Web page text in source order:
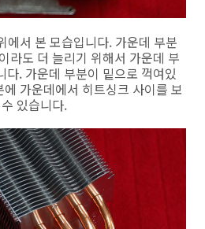
서 본 모습입니다. 가운데 부분
라도 더 늘리기 위해서 가운데 부
다. 가운데 부분이 밑으로 꺽여있
가운데에서 히트싱크 사이를 보
있습니다.